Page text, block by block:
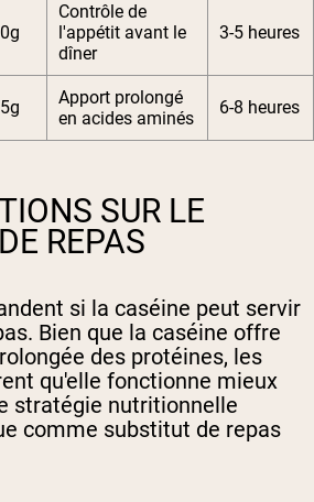
Contrôle de
l'appétit avant le
dîner
3-5 heures
Apport prolongé
en acides aminés
6-8 heures
SUR LE
REPAS
si la caséine peut servir
Bien que la caséine offre
des protéines, les
qu'elle fonctionne mieux
stratégie nutritionnelle
comme substitut de repas